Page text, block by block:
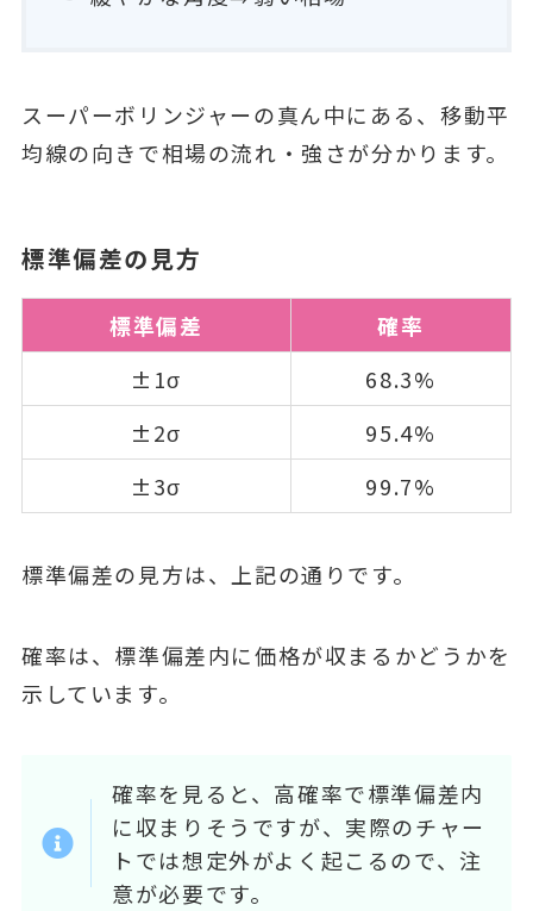
スーパーボリンジャーの真ん中にある、移動平
均線の向きで相場の流れ・強さが分かります。
標準偏差の見方
標準偏差
確率
±1σ
68.3%
±2σ
95.4%
±3σ
99.7%
標準偏差の見方は、上記の通りです。
確率は、標準偏差内に価格が収まるかどうかを
示しています。
確率を見ると、高確率で標準偏差内
に収まりそうですが、実際のチャー
トでは想定外がよく起こるので、注
意が必要です。